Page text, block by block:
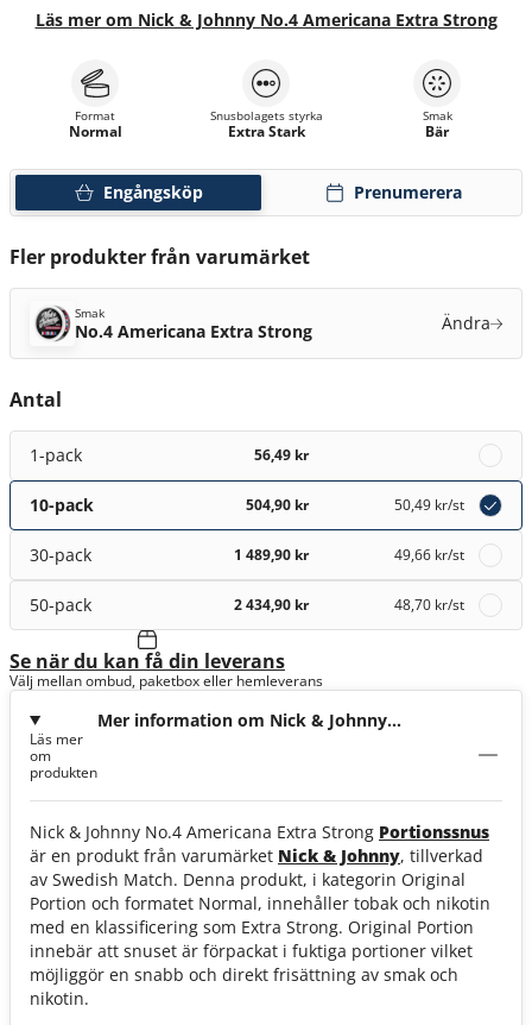
Läs mer om Nick & Johnny No.4 Americana Extra Strong
Engångsköp Prenumerera
Format
Normal
Snusbolagets styrka
Extra Stark
Smak
Bär
Fler produkter från varumärket
Smak
No.4 Americana Extra Strong Ändra
Antal
1-pack 56,49 kr
10-pack 504,90 kr 50,49 kr/st
30-pack 1 489,90 kr 49,66 kr/st
50-pack 2 434,90 kr 48,70 kr/st
Se när du kan få din leverans
Välj mellan ombud, paketbox eller hemleverans
Mer information om Nick & Johnny
Läs mer
om
produkten
Nick & Johnny No.4 Americana Extra Strong Portionssnus
är en produkt från varumärket Nick & Johnny, tillverkad
av Swedish Match. Denna produkt, i kategorin Original
Portion och formatet Normal, innehåller tobak och nikotin
med en klassificering som Extra Strong. Original Portion
innebär att snuset är förpackat i fuktiga portioner vilket
möjliggör en snabb och direkt frisättning av smak och
nikotin.